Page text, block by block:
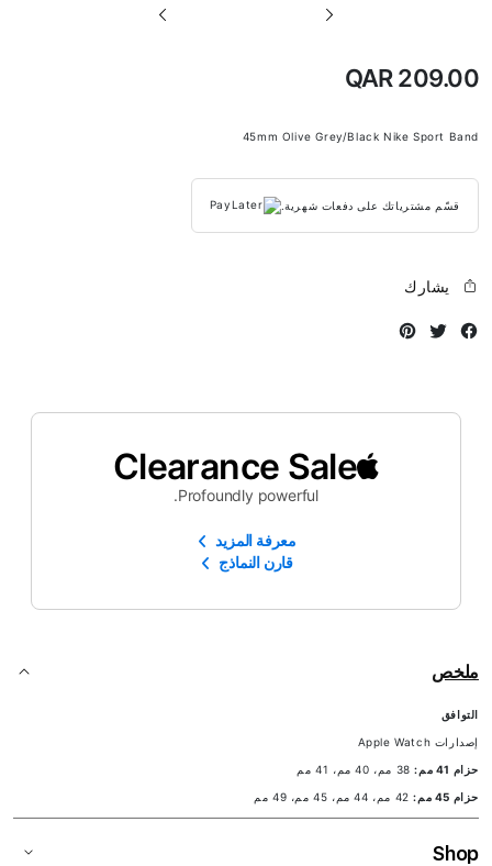
معرض
QAR 209.00
45mm Olive Grey/Black Nike Sport Band
قسّم مشترياتك على دفعات شهرية.
يشارك
Facebook
Twitter
Clearance Sale
Profoundly powerful.
معرفة المزيد
قارن النماذج
ملخص
التوافق
إصدارات Apple Watch
حزام 41 مم: 38 مم، 40 مم، 41 مم
حزام 45 مم: 42 مم، 44 مم، 45 مم، 49 مم
Shop